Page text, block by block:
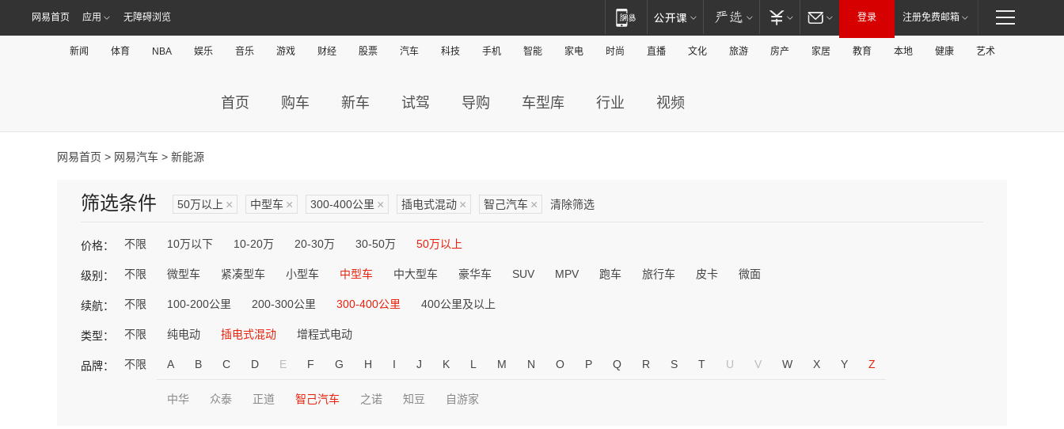
网易首页 应用 无障碍浏览 登录 注册免费邮箱
新闻 体育 NBA 娱乐 音乐 游戏 财经 股票 汽车 科技 手机 智能 家电 时尚 直播 文化 旅游 房产 家居 教育 本地 健康 艺术
首页 购车 新车 试驾 导购 车型库 行业 视频
网易首页 > 网易汽车 > 新能源
筛选条件 50万以上 × 中型车 × 300-400公里 × 插电式混动 × 智己汽车 × 清除筛选
价格： 不限 10万以下 10-20万 20-30万 30-50万 50万以上
级别： 不限 微型车 紧凑型车 小型车 中型车 中大型车 豪华车 SUV MPV 跑车 旅行车 皮卡 微面
续航： 不限 100-200公里 200-300公里 300-400公里 400公里及以上
类型： 不限 纯电动 插电式混动 增程式电动
品牌： 不限 A B C D E F G H I J K L M N O P Q R S T U V W X Y Z
中华 众泰 正道 智己汽车 之诺 知豆 自游家